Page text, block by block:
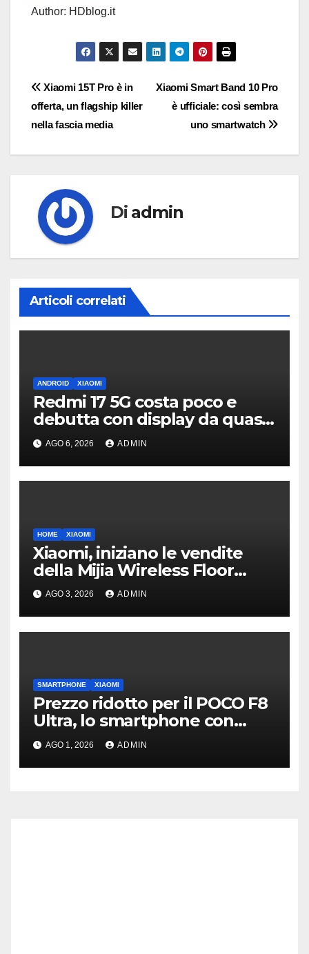
Author: HDblog.it
Navigazione
articoli
Xiaomi Smart Band 10 Pro
è ufficiale: così sembra
uno smartwatch
Xiaomi 15T Pro è in
offerta, un flagship killer
nella fascia media
Di admin
Articoli correlati
ANDROID XIAOMI
Redmi 17 5G costa poco e
debutta con display da quasi
7 pollici e batteria enorme
AGO 6, 2026 ADMIN
HOME XIAOMI
Xiaomi, iniziano le vendite
della Mijia Wireless Floor
Cleaner 5C
AGO 3, 2026 ADMIN
SMARTPHONE XIAOMI
Prezzo ridotto per il POCO F8
Ultra, lo smartphone con
subwoofer Bose sul retro
AGO 1, 2026 ADMIN